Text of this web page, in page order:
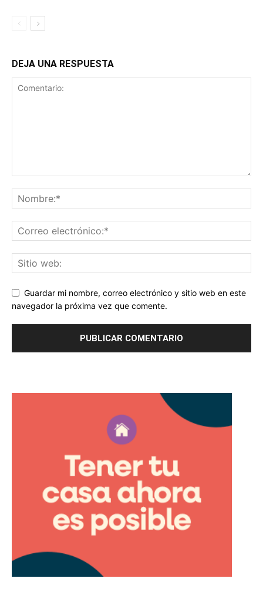
DEJA UNA RESPUESTA
Guardar mi nombre, correo electrónico y sitio web en este
navegador la próxima vez que comente.